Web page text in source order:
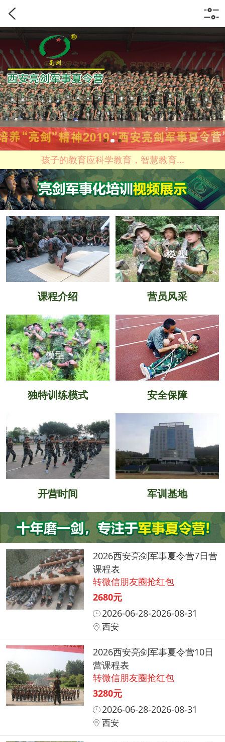
孩子的教育应科学教育，智慧教育...
课程介绍 营员风采
独特训练模式 安全保障
开营时间 军训基地
2026西安亮剑军事夏令营7日营
课程表
转微信朋友圈抢红包
2680元
2026-06-28-2026-08-31
西安
2026西安亮剑军事夏令营10日
营课程表
转微信朋友圈抢红包
3280元
2026-06-28-2026-08-31
西安